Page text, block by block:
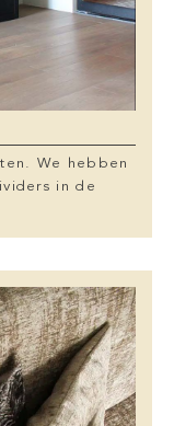
We hebben
in de